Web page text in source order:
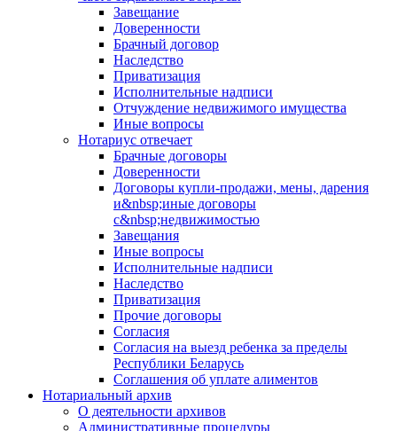
Завещание
Доверенности
Брачный договор
Наследство
Приватизация
Исполнительные надписи
Отчуждение недвижимого имущества
Иные вопросы
Нотариус отвечает
Брачные договоры
Доверенности
Договоры купли-продажи, мены, дарения
и&nbsp;иные договоры
с&nbsp;недвижимостью
Завещания
Иные вопросы
Исполнительные надписи
Наследство
Приватизация
Прочие договоры
Согласия
Согласия на выезд ребенка за пределы
Республики Беларусь
Соглашения об уплате алиментов
Нотариальный архив
О деятельности архивов
Административные процедуры